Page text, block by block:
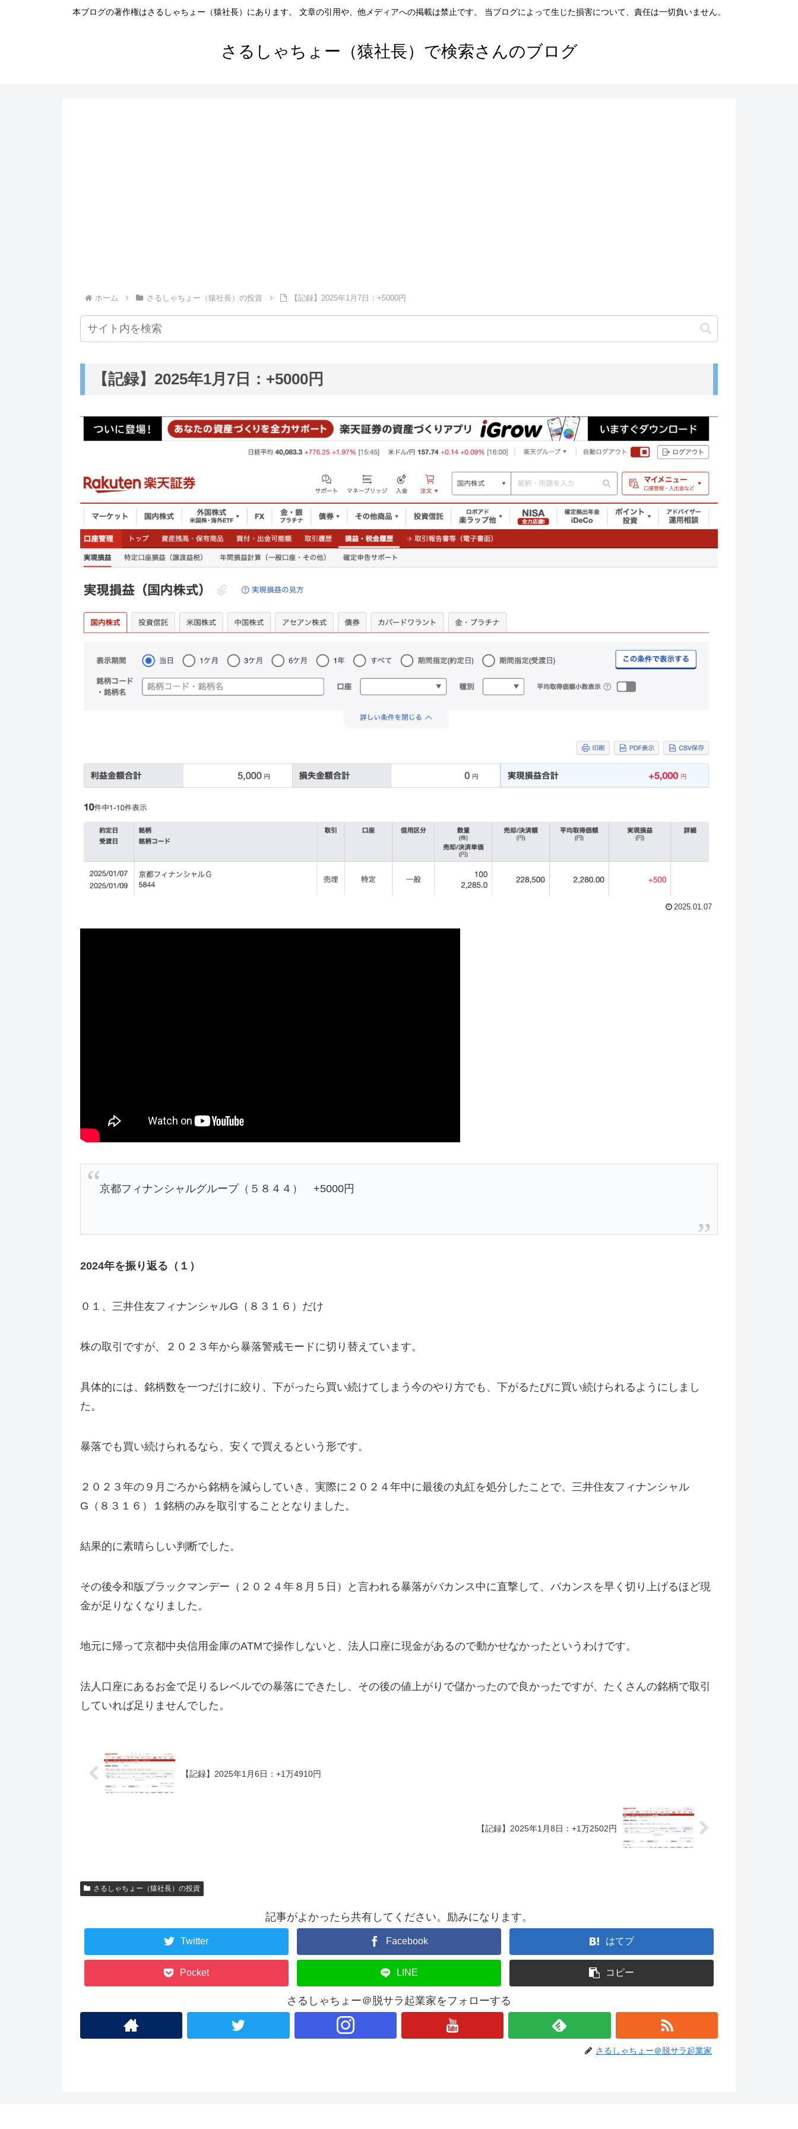
本ブログの著作権はさるしゃちょー（猿社長）にあります。 文章の引用や、他メディアへの掲載は禁止です。 当ブログによって生じた損害について、責任は一切負いません。
さるしゃちょー（猿社長）で検索さんのブログ
ホーム さるしゃちょー（猿社長）の投資 【記録】2025年1月7日：+5000円
【記録】2025年1月7日：+5000円
2025.01.07
京都フィナンシャルグループ（５８４４） +5000円
2024年を振り返る（１）
０１、三井住友フィナンシャルG（８３１６）だけ
株の取引ですが、２０２３年から暴落警戒モードに切り替えています。
具体的には、銘柄数を一つだけに絞り、下がったら買い続けてしまう今のやり方でも、下がるたびに買い続けられるようにしまし
た。
暴落でも買い続けられるなら、安くで買えるという形です。
２０２３年の９月ごろから銘柄を減らしていき、実際に２０２４年中に最後の丸紅を処分したことで、三井住友フィナンシャル
G（８３１６）１銘柄のみを取引することとなりました。
結果的に素晴らしい判断でした。
その後令和版ブラックマンデー（２０２４年８月５日）と言われる暴落がバカンス中に直撃して、バカンスを早く切り上げるほど現
金が足りなくなりました。
地元に帰って京都中央信用金庫のATMで操作しないと、法人口座に現金があるので動かせなかったというわけです。
法人口座にあるお金で足りるレベルでの暴落にできたし、その後の値上がりで儲かったので良かったですが、たくさんの銘柄で取引
していれば足りませんでした。
【記録】2025年1月6日：+1万4910円
【記録】2025年1月8日：+1万2502円
さるしゃちょー（猿社長）の投資
記事がよかったら共有してください。励みになります。
Twitter Facebook はてブ
Pocket LINE コピー
さるしゃちょー＠脱サラ起業家をフォローする
さるしゃちょー＠脱サラ起業家